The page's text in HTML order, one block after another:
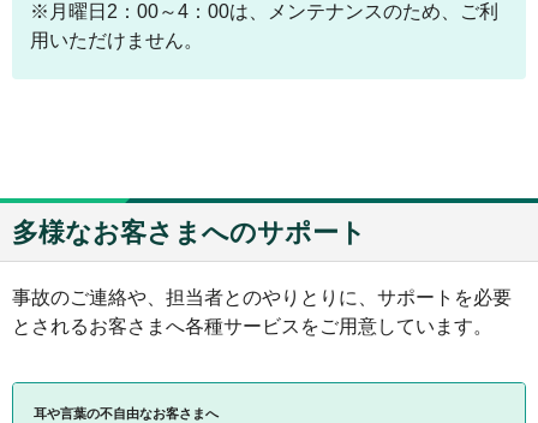
※月曜日2：00～4：00は、メンテナンスのため、ご利
用いただけません。
多様なお客さまへのサポート
事故のご連絡や、担当者とのやりとりに、サポートを必要
とされるお客さまへ各種サービスをご用意しています。
耳や言葉の不自由なお客さまへ